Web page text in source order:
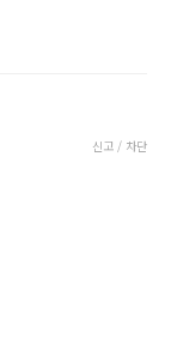
신고 / 차단